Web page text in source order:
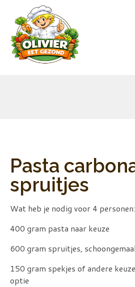
Pasta
spruitjes
Wat heb je nodig voor 4 personen:
400 gram pasta naar keuze
600 gram spruitjes,
150 gram spekjes of andere
optie